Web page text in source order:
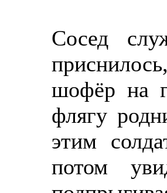
Сосед
шофёр на
флягу
этим
потом